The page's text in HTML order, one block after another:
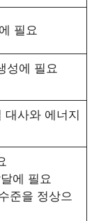
필요
성에 필요
대사와 에너지
에 필요
준을 정상으